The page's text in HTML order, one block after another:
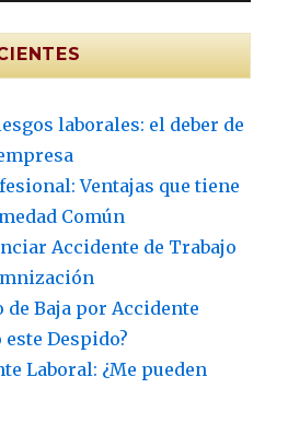
laborales: el deber de
Ventajas que tiene
Común
Accidente de Trabajo
de Baja por Accidente
este Despido?
Laboral: ¿Me pueden